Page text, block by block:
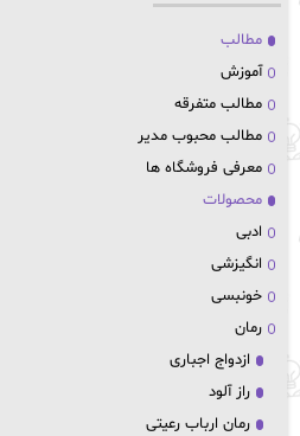
مطالب
آموزش
مطالب متفرقه
مطالب محبوب مدیر
معرفی فروشگاه ها
محصولات
ادبی
انگیزشی
خونبسی
رمان
ازدواج اجباری
راز آلود
رمان ارباب رعیتی